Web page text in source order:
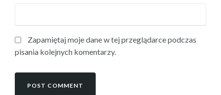
Zapamiętaj moje dane w tej przeglądarce podczas
pisania kolejnych komentarzy.